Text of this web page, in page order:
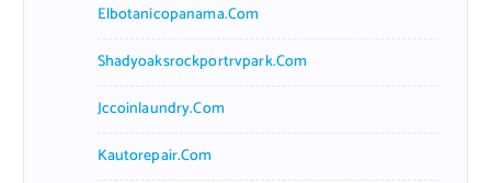
Elbotanicopanama.com
Shadyoaksrockportrvpark.com
Jccoinlaundry.com
Kautorepair.com